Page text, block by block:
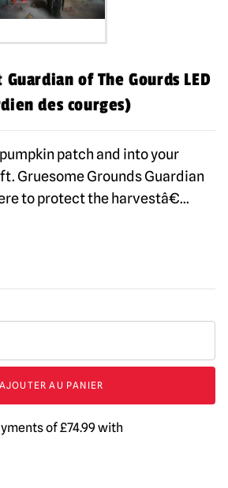
of The Gourds LED
des courges)
patch and into your
Gruesome Grounds Guardian
to protect the harvestâ€...
AJOUTER AU PANIER